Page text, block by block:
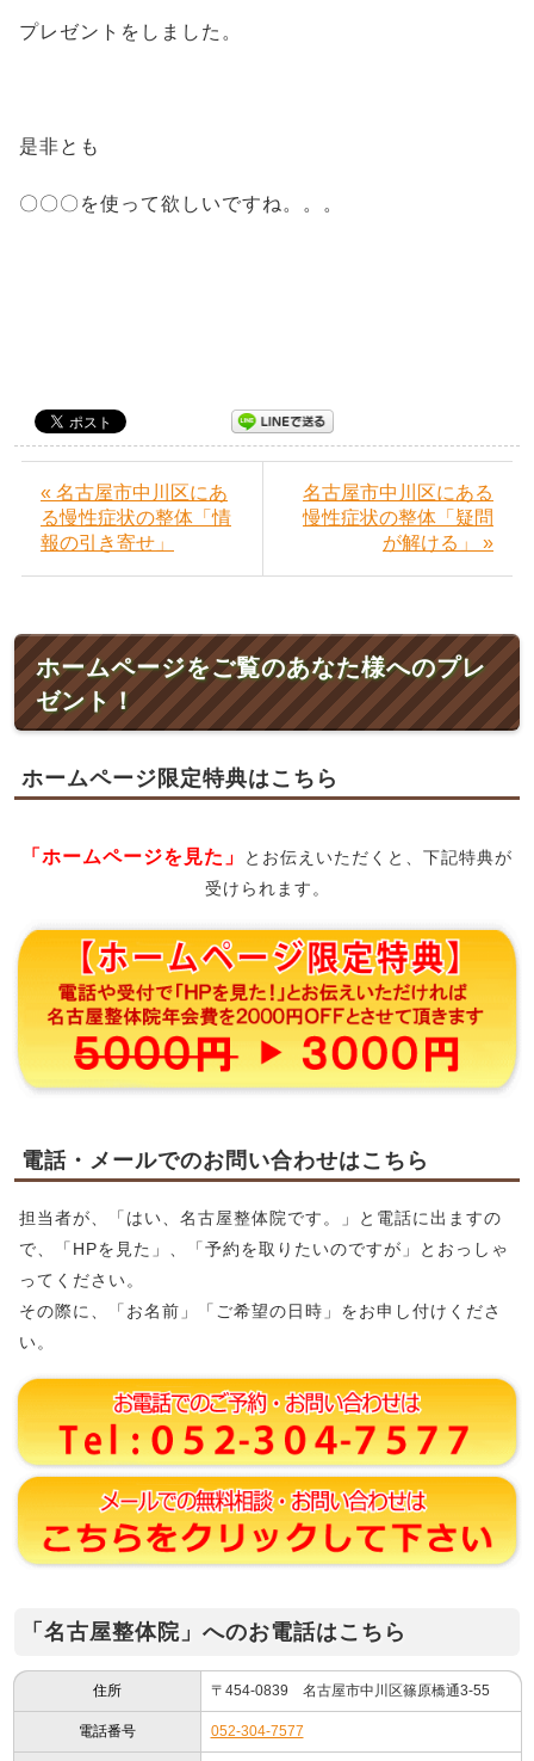
プレゼントをしました。
是非とも
〇〇〇を使って欲しいですね。。。
« 名古屋市中川区にあ
る慢性症状の整体「情
報の引き寄せ」
名古屋市中川区にある
慢性症状の整体「疑問
が解ける」 »
ホームページをご覧のあなた様へのプレ
ゼント！
ホームページ限定特典はこちら
「ホームページを見た」
とお伝えいただくと、下記特典が
受けられます。
電話・メールでのお問い合わせはこちら
担当者が、「はい、名古屋整体院です。」と電話に出ますの
で、「HPを見た」、「予約を取りたいのですが」とおっしゃ
ってください。
その際に、「お名前」「ご希望の日時」をお申し付けくださ
い。
「名古屋整体院」へのお電話はこちら
住所 〒454-0839 名古屋市中川区篠原橋通3-55
電話番号 052-304-7577